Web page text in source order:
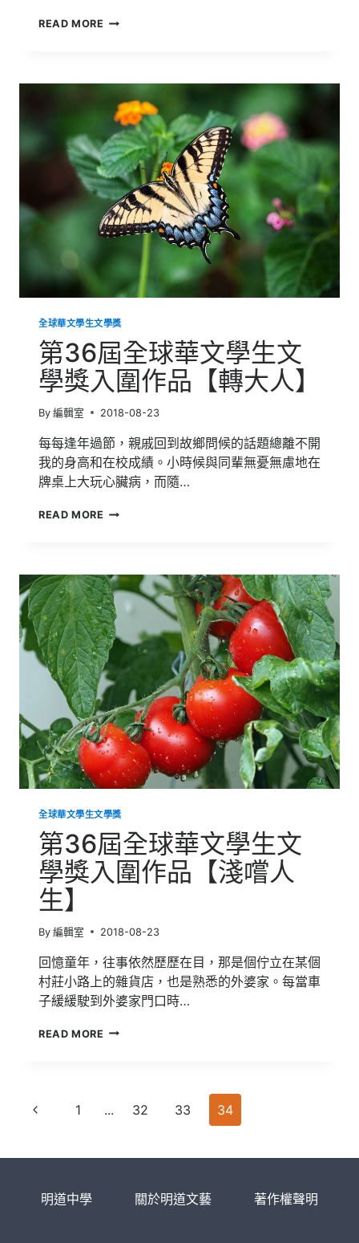
READ MORE 第
球
生
文
學
獎
入
圍
作
手】
全球華文學生文學獎
第36屆全球華文學生文
學獎入圍作品【轉大人】
By 編輯室 2018-08-23
每每逢年過節，親戚回到故鄉問候的話題總離不開
我的身高和在校成績。小時候與同輩無憂無慮地在
牌桌上大玩心臟病，而隨…
READ MORE
華
文
學
生
文
學
獎
入
圍
作
品
【轉
大
人】
全球華文學生文學獎
第36屆全球華文學生文
學獎入圍作品【淺嚐人
生】
By 編輯室 2018-08-23
回憶童年，往事依然歷歷在目，那是個佇立在某個
村莊小路上的雜貨店，也是熟悉的外婆家。每當車
子緩緩駛到外婆家門口時…
READ MORE 第
Page
Previous
1 ... 32 33 34
明道中學 關於明道文藝 著作權聲明